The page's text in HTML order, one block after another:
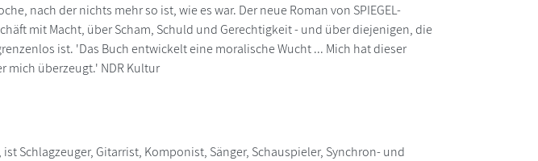
nach der nichts mehr so ist, wie es war. Der neue Roman von SPIEGEL-
mit Macht, über Scham, Schuld und Gerechtigkeit - und über diejenigen, die
ist. 'Das Buch entwickelt eine moralische Wucht ... Mich hat dieser
mich überzeugt.' NDR Kultur
Schlagzeuger, Gitarrist, Komponist, Sänger, Schauspieler, Synchron- und